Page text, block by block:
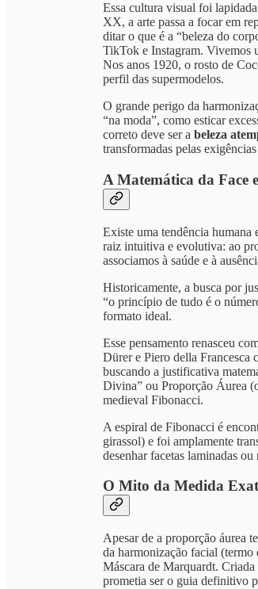
Essa cultura visual foi
XX, a arte passa a focar em
ditar o que é a “beleza do
TikTok e Instagram. Vivemos
Nos anos 1920, o rosto de
perfil das supermodelos.
O grande perigo da
“na moda”, como esticar
correto deve ser a beleza
transformadas pelas
A Matemática da Face
Existe uma tendência humana
raiz intuitiva e evolutiva: ao
associamos à saúde e à
Historicamente, a busca por
“o princípio de tudo é o
formato ideal.
Esse pensamento renasceu
Dürer e Piero della Francesca
buscando a justificativa
Divina” ou Proporção Áurea
medieval Fibonacci.
A espiral de Fibonacci é
girassol) e foi amplamente
desenhar facetas laminadas
O Mito da Medida
Apesar de a proporção áurea
da harmonização facial (termo
Máscara de Marquardt.
prometia ser o guia definitivo